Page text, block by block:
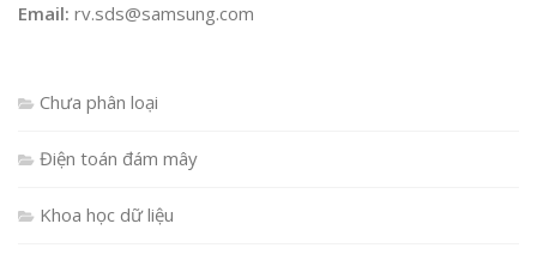
Email: rv.sds@samsung.com
Chưa phân loại
Điện toán đám mây
Khoa học dữ liệu